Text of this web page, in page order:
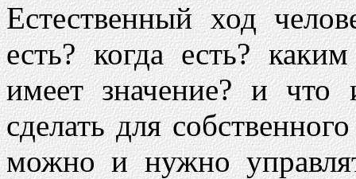
Естественный ход
есть? когда есть?
имеет значение? и что
сделать для
можно и нужно